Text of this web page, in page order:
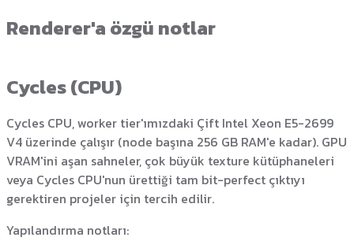
Renderer'a özgü notlar
Cycles (CPU)
Cycles CPU, worker tier'ımızdaki Çift Intel Xeon E5-2699
V4 üzerinde çalışır (node başına 256 GB RAM'e kadar). GPU
VRAM'ini aşan sahneler, çok büyük texture kütüphaneleri
veya Cycles CPU'nun ürettiği tam bit-perfect çıktıyı
gerektiren projeler için tercih edilir.
Yapılandırma notları: